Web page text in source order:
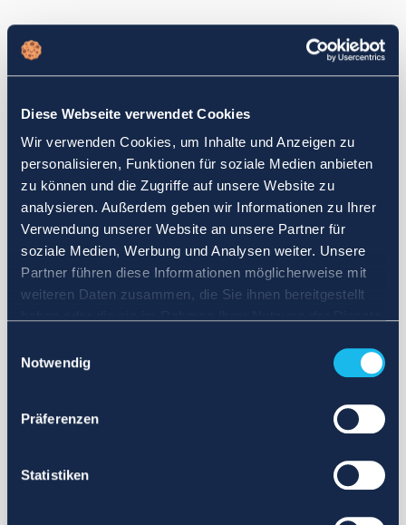
Diese Webseite verwendet Cookies
Wir verwenden Cookies, um Inhalte und Anzeigen zu
personalisieren, Funktionen für soziale Medien anbieten
zu können und die Zugriffe auf unsere Website zu
analysieren. Außerdem geben wir Informationen zu Ihrer
Verwendung unserer Website an unsere Partner für
soziale Medien, Werbung und Analysen weiter. Unsere
Partner führen diese Informationen möglicherweise mit
weiteren Daten zusammen, die Sie ihnen bereitgestellt
Notwendig
Präferenzen
Statistiken